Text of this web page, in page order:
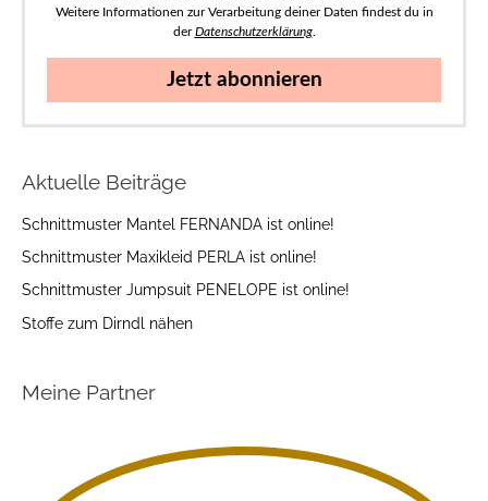
Weitere Informationen zur Verarbeitung deiner Daten findest du in
derDatenschutzerklärung.
Jetzt abonnieren
Aktuelle Beiträge
Schnittmuster Mantel FERNANDA ist online!
Schnittmuster Maxikleid PERLA ist online!
Schnittmuster Jumpsuit PENELOPE ist online!
Stoffe zum Dirndl nähen
Meine Partner